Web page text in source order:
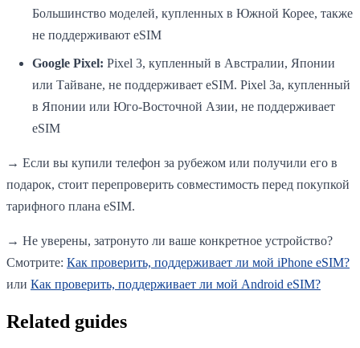
Большинство моделей, купленных в Южной Корее, также
не поддерживают eSIM
Google Pixel: Pixel 3, купленный в Австралии, Японии
или Тайване, не поддерживает eSIM. Pixel 3a, купленный
в Японии или Юго-Восточной Азии, не поддерживает
eSIM
→ Если вы купили телефон за рубежом или получили его в
подарок, стоит перепроверить совместимость перед покупкой
тарифного плана eSIM.
→ Не уверены, затронуто ли ваше конкретное устройство?
Смотрите: Как проверить, поддерживает ли мой iPhone eSIM?
или Как проверить, поддерживает ли мой Android eSIM?
Related guides